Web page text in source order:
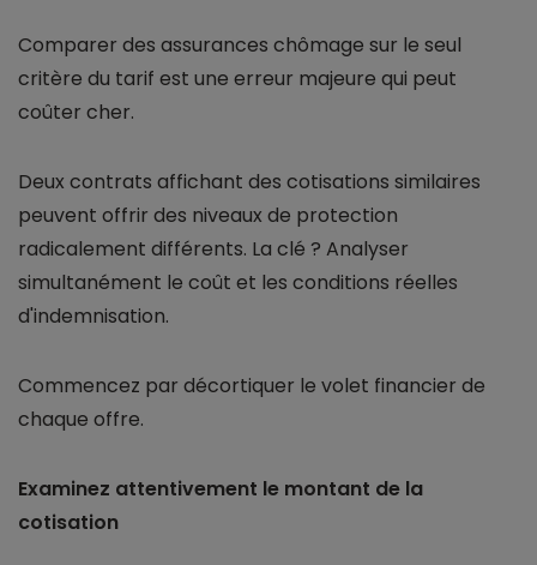
Comparer des assurances chômage sur le seul
critère du tarif est une erreur majeure qui peut
coûter cher.
Deux contrats affichant des cotisations similaires
peuvent offrir des niveaux de protection
radicalement différents. La clé ? Analyser
simultanément le coût et les conditions réelles
d'indemnisation.
Commencez par décortiquer le volet financier de
chaque offre.
Examinez attentivement le montant de la
cotisation